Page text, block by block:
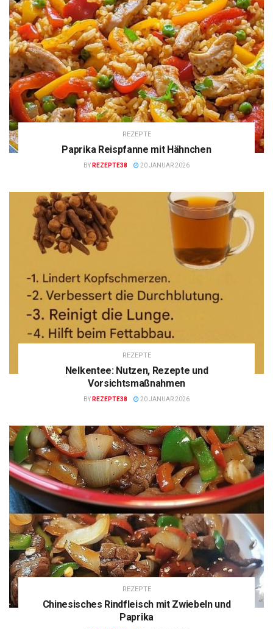
REZEPTE
Paprika Reispfanne mit Hähnchen
BY REZEPTE38 20 JANUAR 2026
REZEPTE
Nelkentee: Nutzen, Rezepte und
Vorsichtsmaßnahmen
BY REZEPTE38 20 JANUAR 2026
REZEPTE
Chinesisches Rindfleisch mit Zwiebeln und
Paprika